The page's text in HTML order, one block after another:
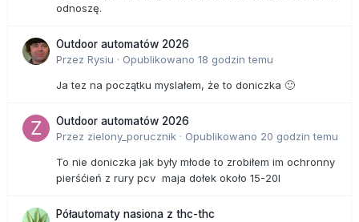
odnoszę.
Outdoor automatów 2026
Przez Rysiu · Opublikowano 18 godzin temu
Ja tez na początku myslałem, że to doniczka 🙂
Outdoor automatów 2026
Przez zielony_porucznik · Opublikowano 20 godzin temu
To nie doniczka jak były młode to zrobiłem im ochronny
pierśćień z rury pcv maja dołek około 15-20l
Półautomaty nasiona z thc-thc